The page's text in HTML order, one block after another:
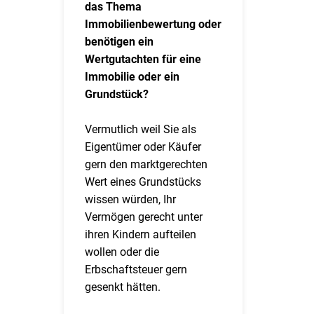
das Thema
Immobilienbewertung oder
benötigen ein
Wertgutachten für eine
Immobilie oder ein
Grundstück?
Vermutlich weil Sie als
Eigentümer oder Käufer
gern den marktgerechten
Wert eines Grundstücks
wissen würden, Ihr
Vermögen gerecht unter
ihren Kindern aufteilen
wollen oder die
Erbschaftsteuer gern
gesenkt hätten.